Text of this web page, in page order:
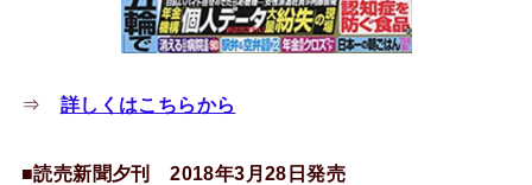
⇒ 詳しくはこちらから
■読売新聞夕刊 2018年3月28日発売